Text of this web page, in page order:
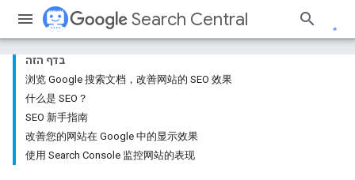
Search Central
בדף הזה
浏览 Google 搜索文档，改善网站的 SEO 效果
什么是 SEO？
SEO 新手指南
改善您的网站在 Google 中的显示效果
使用 Search Console 监控网站的表现